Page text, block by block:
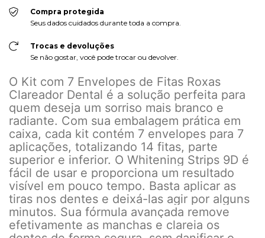
Compra protegida
Seus dados cuidados durante toda a compra.
Trocas e devoluções
Se não gostar, você pode trocar ou devolver.
O Kit com 7 Envelopes de Fitas Roxas
Clareador Dental é a solução perfeita para
quem deseja um sorriso mais branco e
radiante. Com sua embalagem prática em
caixa, cada kit contém 7 envelopes para 7
aplicações, totalizando 14 fitas, parte
superior e inferior. O Whitening Strips 9D é
fácil de usar e proporciona um resultado
visível em pouco tempo. Basta aplicar as
tiras nos dentes e deixá-las agir por alguns
minutos. Sua fórmula avançada remove
efetivamente as manchas e clareia os